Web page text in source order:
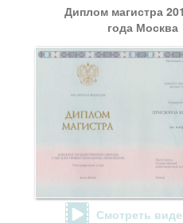
Диплом магистра
года Москва
Смотреть